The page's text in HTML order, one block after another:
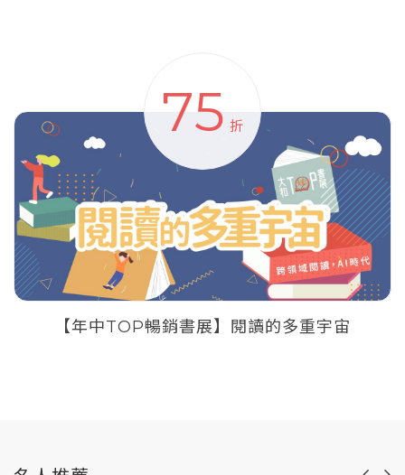
75 折
【年中TOP暢銷書展】閱讀的多重宇宙